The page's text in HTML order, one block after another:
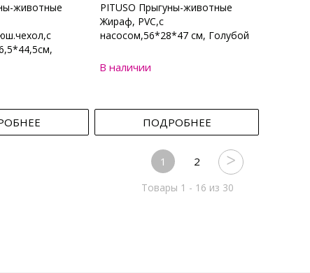
животные
PITUSO Прыгуны-животные
Жираф, PVC,с
насосом,56*28*47 см, Голубой
В наличии
ПОДРОБНЕЕ
1 2
Товары 1 - 16 из 30